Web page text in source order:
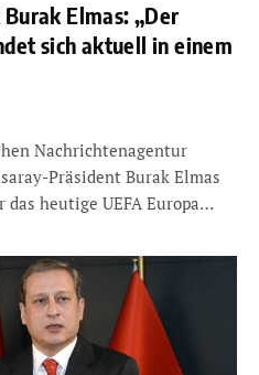
Elmas: „Der
sich aktuell in einem
Nachrichtenagentur
Präsident Burak Elmas
heutige UEFA Europa…